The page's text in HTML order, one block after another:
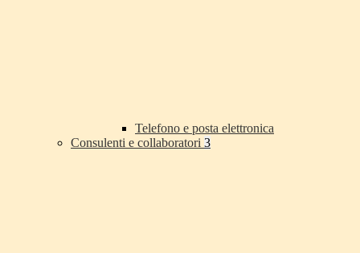
Telefono e posta elettronica
Consulenti e collaboratori 3